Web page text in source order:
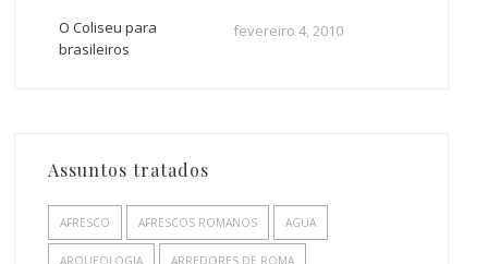
O Coliseu para
brasileiros
fevereiro 4, 2010
Assuntos tratados
AFRESCO AFRESCOS ROMANOS AGUA
ARQUEOLOGIA ARREDORES DE ROMA